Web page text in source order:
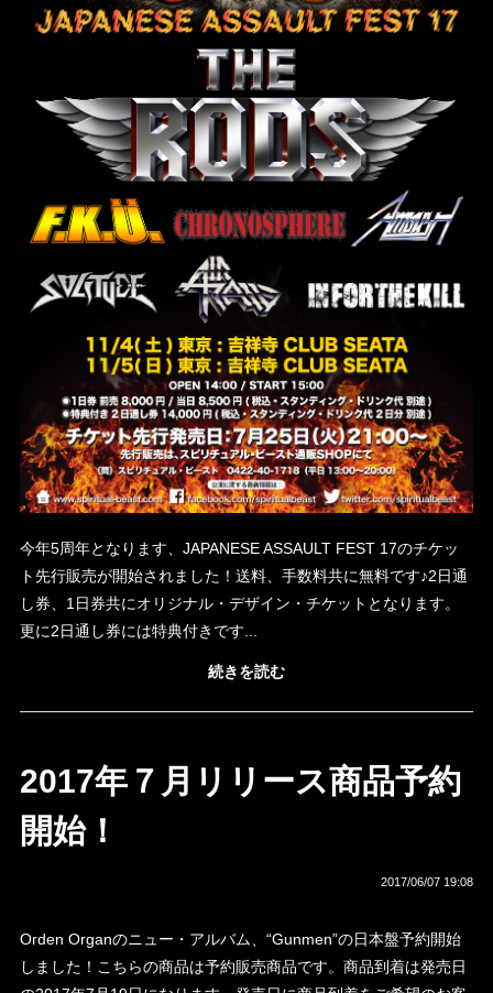
今年5周年となります、JAPANESE ASSAULT FEST 17のチケッ
ト先行販売が開始されました！送料、手数料共に無料です♪2日通
し券、1日券共にオリジナル・デザイン・チケットとなります。
更に2日通し券には特典付きです...
続きを読む
2017年７月リリース商品予約
開始！
2017/06/07 19:08
Orden Organのニュー・アルバム、“Gunmen”の日本盤予約開始
しました！こちらの商品は予約販売商品です。商品到着は発売日